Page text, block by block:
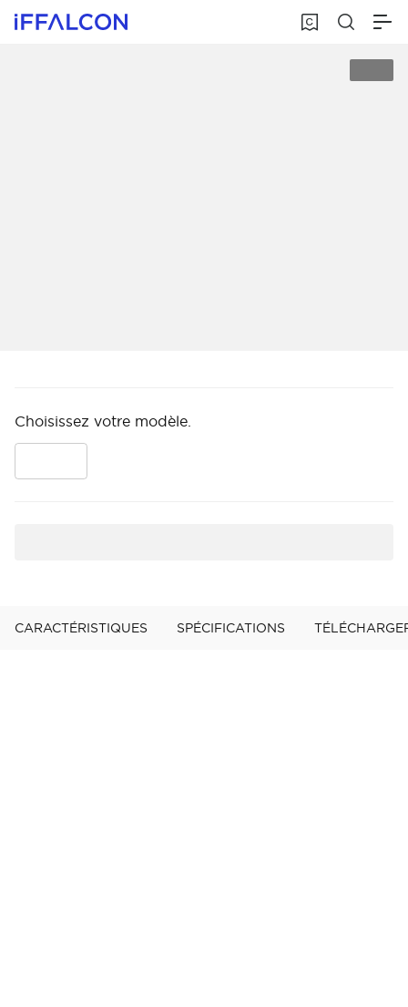
Choisissez votre modèle.
CARACTÉRISTIQUES SPÉCIFICATIONS